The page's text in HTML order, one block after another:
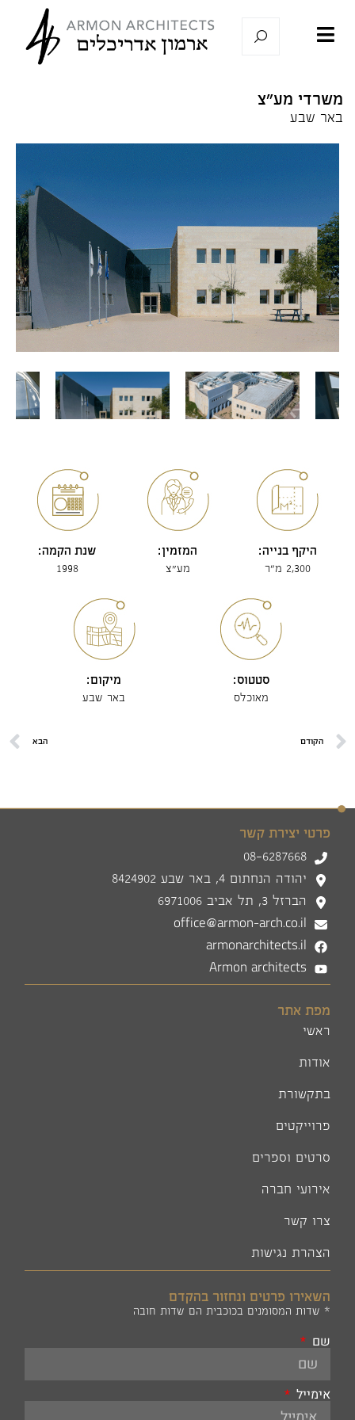
היקף בנייה:
2,300 מ"ר
המזמין:
מע״צ
שנת הקמה:
1998
סטטוס:
מאוכלס
מיקום:
באר שבע
משרדי מע"צ
באר שבע
הקודם הבא
פרטי יצירת קשר
08-6287668
יהודה הנחתום 4, באר שבע 8424902
הברזל 3, תל אביב 6971006
office@armon-arch.co.il
armonarchitects.il
Armon architects
מפת אתר
ראשי
אודות
בתקשורת
פרוייקטים
סרטים וספרים
אירועי חברה
צרו קשר
הצהרת נגישות
השאירו פרטים ונחזור בהקדם
* שדות המסומנים בכוכבית הם שדות חובה
שם
אימייל